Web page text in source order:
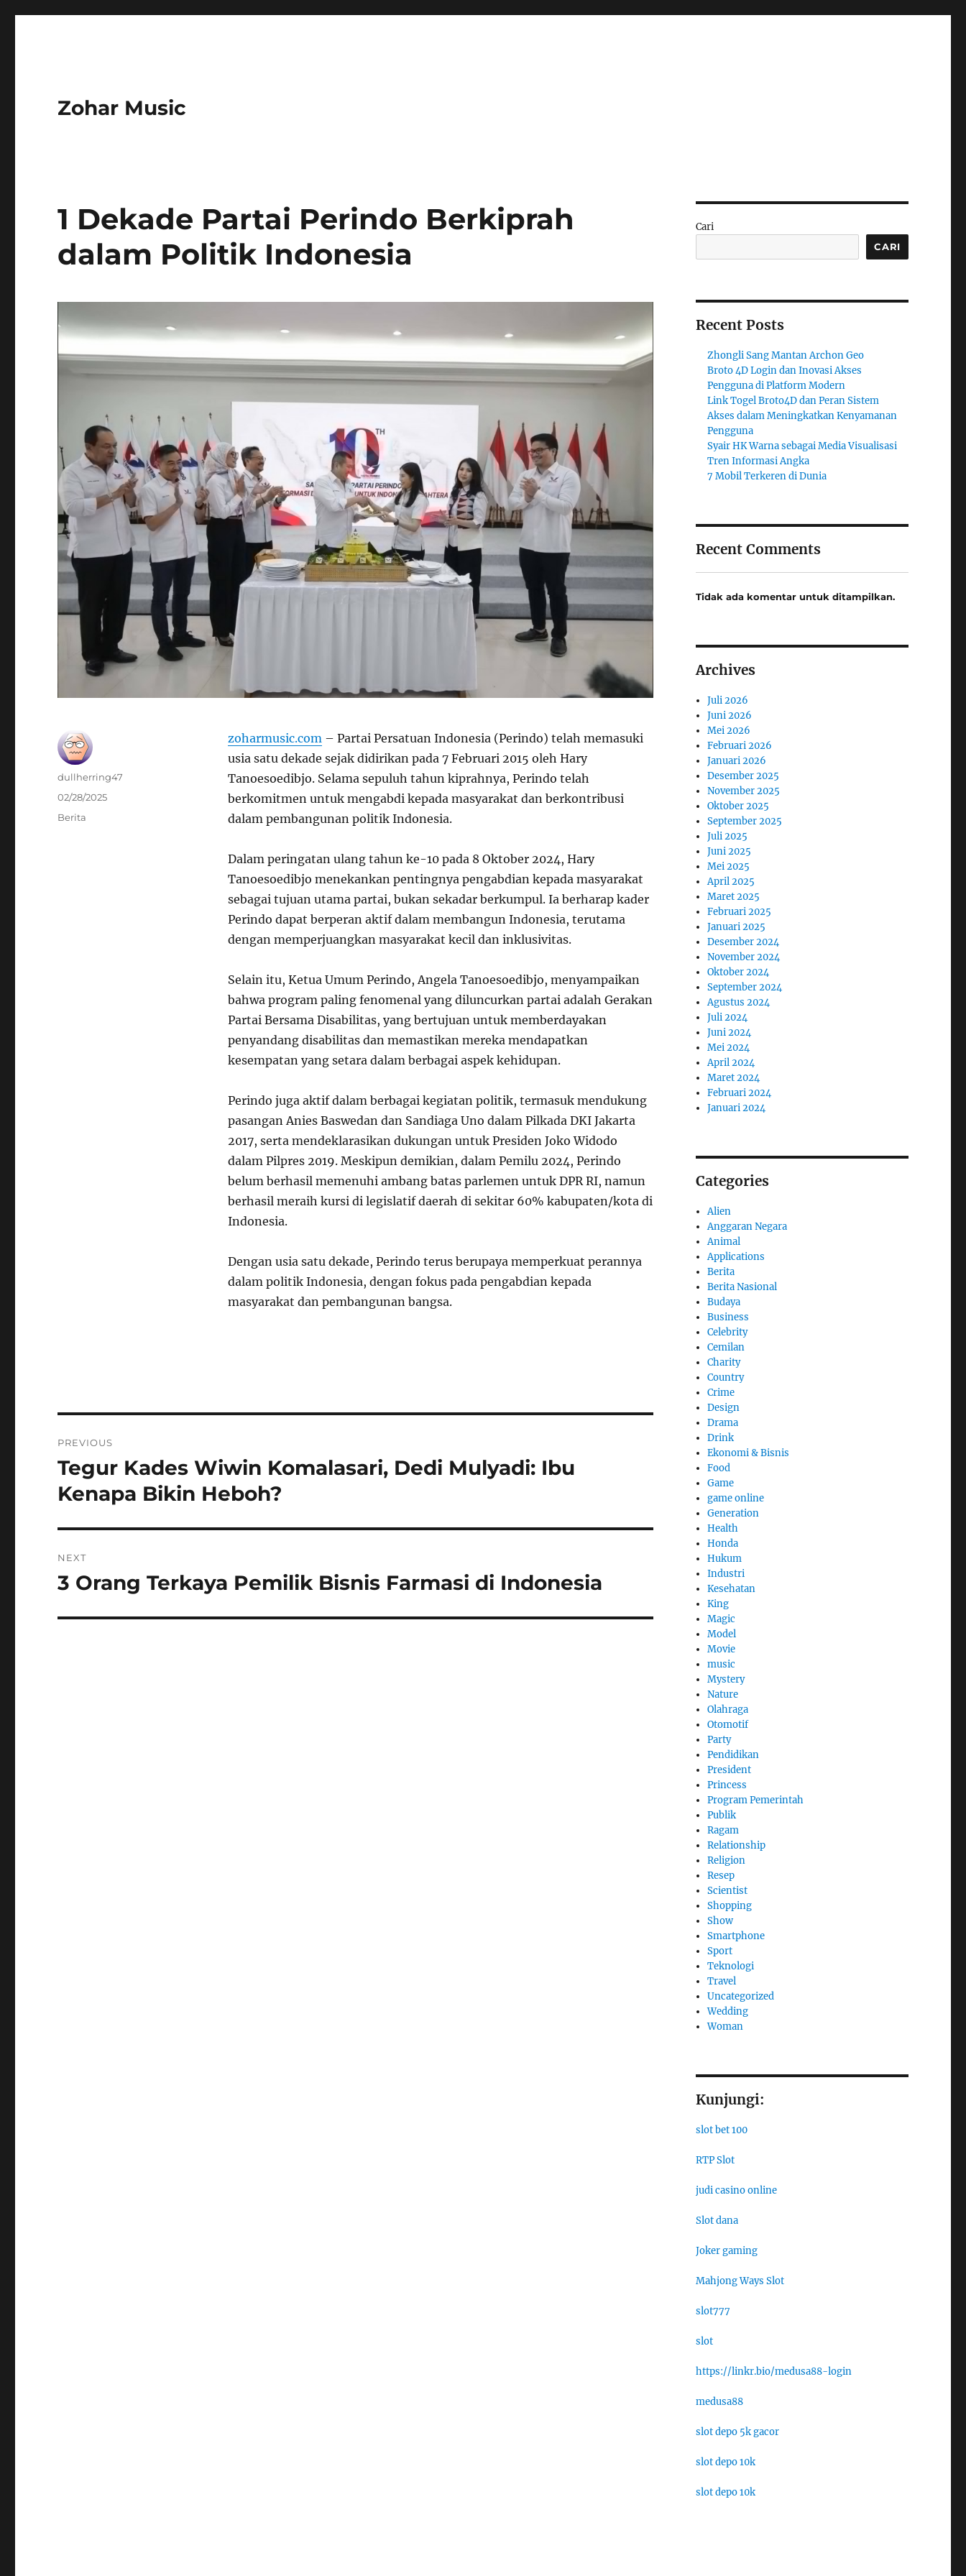
Zohar Music
1 Dekade Partai Perindo Berkiprah
dalam Politik Indonesia
zoharmusic.com– Partai Persatuan Indonesia (Perindo) telah memasuki
usia satu dekade sejak didirikan pada 7 Februari 2015 oleh Hary
Tanoesoedibjo. Selama sepuluh tahun kiprahnya, Perindo telah
berkomitmen untuk mengabdi kepada masyarakat dan berkontribusi
dalam pembangunan politik Indonesia.
Dalam peringatan ulang tahun ke-10 pada 8 Oktober 2024, Hary
Tanoesoedibjo menekankan pentingnya pengabdian kepada masyarakat
sebagai tujuan utama partai, bukan sekadar berkumpul. Ia berharap kader
Perindo dapat berperan aktif dalam membangun Indonesia, terutama
dengan memperjuangkan masyarakat kecil dan inklusivitas.
Selain itu, Ketua Umum Perindo, Angela Tanoesoedibjo, menyampaikan
bahwa program paling fenomenal yang diluncurkan partai adalah Gerakan
Partai Bersama Disabilitas, yang bertujuan untuk memberdayakan
penyandang disabilitas dan memastikan mereka mendapatkan
kesempatan yang setara dalam berbagai aspek kehidupan.
Perindo juga aktif dalam berbagai kegiatan politik, termasuk mendukung
pasangan Anies Baswedan dan Sandiaga Uno dalam Pilkada DKI Jakarta
2017, serta mendeklarasikan dukungan untuk Presiden Joko Widodo
dalam Pilpres 2019. Meskipun demikian, dalam Pemilu 2024, Perindo
belum berhasil memenuhi ambang batas parlemen untuk DPR RI, namun
berhasil meraih kursi di legislatif daerah di sekitar 60% kabupaten/kota di
Indonesia.
Dengan usia satu dekade, Perindo terus berupaya memperkuat perannya
dalam politik Indonesia, dengan fokus pada pengabdian kepada
masyarakat dan pembangunan bangsa.
Author
dullherring47
Posted
02/28/2025
Categories
Berita
pos
PREVIOUS
Previous
post:
Tegur Kades Wiwin Komalasari, Dedi Mulyadi: Ibu
Kenapa Bikin Heboh?
NEXT
Next
3 Orang Terkaya Pemilik Bisnis Farmasi di Indonesia
Cari
CARI
Recent Posts
Zhongli Sang Mantan Archon Geo
Broto 4D Login dan Inovasi Akses
Pengguna di Platform Modern
Link Togel Broto4D dan Peran Sistem
Akses dalam Meningkatkan Kenyamanan
Pengguna
Syair HK Warna sebagai Media Visualisasi
Tren Informasi Angka
7 Mobil Terkeren di Dunia
Recent Comments
Tidak ada komentar untuk ditampilkan.
Archives
Juli 2026
Juni 2026
Mei 2026
Februari 2026
Januari 2026
Desember 2025
November 2025
Oktober 2025
September 2025
Juli 2025
Juni 2025
Mei 2025
April 2025
Maret 2025
Februari 2025
Januari 2025
Desember 2024
November 2024
Oktober 2024
September 2024
Agustus 2024
Juli 2024
Juni 2024
Mei 2024
April 2024
Maret 2024
Februari 2024
Januari 2024
Categories
Alien
Anggaran Negara
Animal
Applications
Berita
Berita Nasional
Budaya
Business
Celebrity
Cemilan
Charity
Country
Crime
Design
Drama
Drink
Ekonomi & Bisnis
Food
Game
game online
Generation
Health
Honda
Hukum
Industri
Kesehatan
King
Magic
Model
Movie
music
Mystery
Nature
Olahraga
Otomotif
Party
Pendidikan
President
Princess
Program Pemerintah
Publik
Ragam
Relationship
Religion
Resep
Scientist
Shopping
Show
Smartphone
Sport
Teknologi
Travel
Uncategorized
Wedding
Woman
Kunjungi:
slot bet 100
RTP Slot
judi casino online
Slot dana
Joker gaming
Mahjong Ways Slot
slot777
slot
https://linkr.bio/medusa88-login
medusa88
slot depo 5k gacor
slot depo 10k
slot depo 10k